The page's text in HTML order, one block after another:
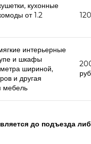
кухонные
от 1.2
интерьерные
и шкафы
шириной,
и другая
мебель
до подъезда